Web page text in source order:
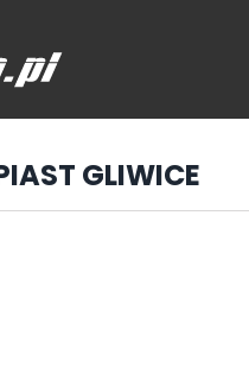
GLIWICE